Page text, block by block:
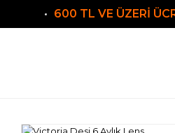
600 TL VE ÜZERİ